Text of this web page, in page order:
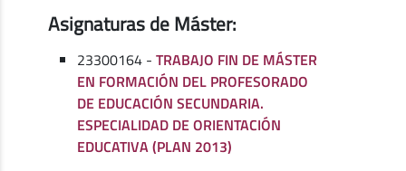
Asignaturas de Máster:
23300164 -TRABAJO FIN DE MÁSTER
EN FORMACIÓN DEL PROFESORADO
DE EDUCACIÓN SECUNDARIA.
ESPECIALIDAD DE ORIENTACIÓN
EDUCATIVA (PLAN 2013)